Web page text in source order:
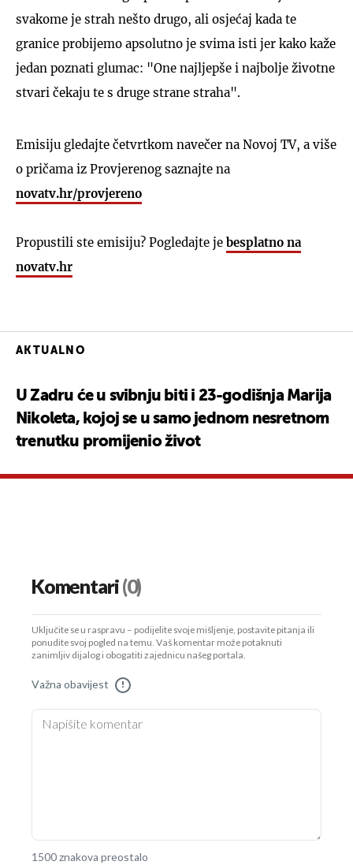
svakome je strah nešto drugo, ali osjećaj kada te
granice probijemo apsolutno je svima isti jer kako kaže
jedan poznati glumac: "One najljepše i najbolje životne
stvari čekaju te s druge strane straha".
Emisiju gledajte četvrtkom navečer na Novoj TV, a više
o pričama iz Provjerenog saznajte na
novatv.hr/provjereno
Propustili ste emisiju? Pogledajte je besplatno na
novatv.hr
AKTUALNO
U Zadru će u svibnju biti i 23-godišnja Marija
Nikoleta, kojoj se u samo jednom nesretnom
trenutku promijenio život
Komentari(0)
Uključite se u raspravu – podijelite svoje mišljenje, postavite pitanja ili
ponudite svoj pogled na temu. Vaš komentar može potaknuti
zanimljiv dijalog i obogatiti zajednicu našeg portala.
Važna obavijest !
1500 znakova preostalo
UKLJUČITE NOTIFIKACIJE